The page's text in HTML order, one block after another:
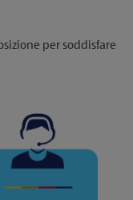
per soddisfare